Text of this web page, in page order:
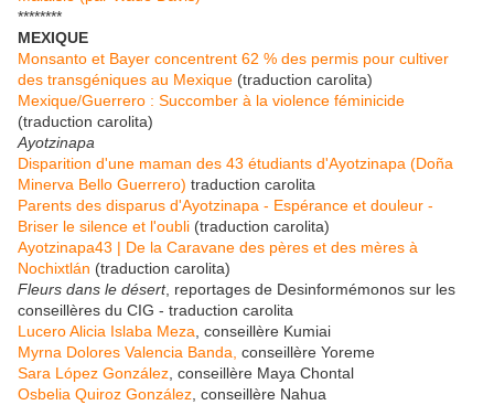
********
MEXIQUE
Monsanto et Bayer concentrent 62 % des permis pour cultiver
des transgéniques au Mexique (traduction carolita)
Mexique/Guerrero : Succomber à la violence féminicide
(traduction carolita)
Ayotzinapa
Disparition d'une maman des 43 étudiants d'Ayotzinapa (Doña
Minerva Bello Guerrero) traduction carolita
Parents des disparus d'Ayotzinapa - Espérance et douleur -
Briser le silence et l'oubli (traduction carolita)
Ayotzinapa43 | De la Caravane des pères et des mères à
Nochixtlán (traduction carolita)
Fleurs dans le désert, reportages de Desinformémonos sur les
conseillères du CIG - traduction carolita
Lucero Alicia Islaba Meza , conseillère Kumiai
Myrna Dolores Valencia Banda, conseillère Yoreme
Sara López González , conseillère Maya Chontal
Osbelia Quiroz González , conseillère Nahua